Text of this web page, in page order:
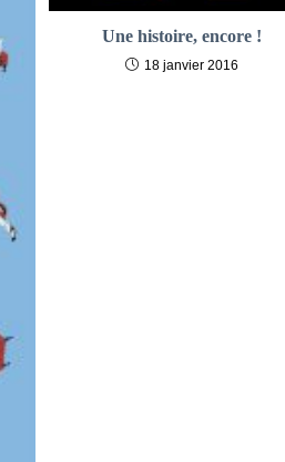
Une histoire, encore !
18 janvier 2016